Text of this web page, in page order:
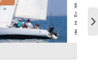
別
帆船
J/Boats
份
2018
度
26 ft